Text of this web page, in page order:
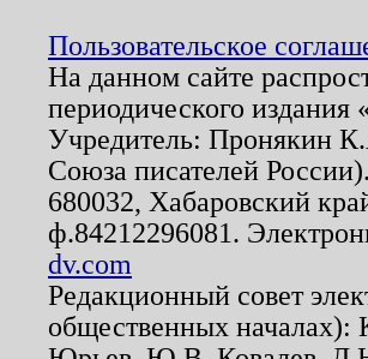
Пользовательское
На данном сайте
периодического
Учредитель: Пронякин
Союза писателей
680032, Хабаровский
ф.84212296081.
dv.com
Редакционный совет
общественных